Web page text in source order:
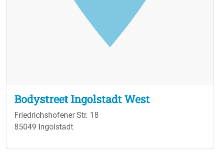
Bodystreet Ingolstadt West
Friedrichshofener Str. 18
85049 Ingolstadt